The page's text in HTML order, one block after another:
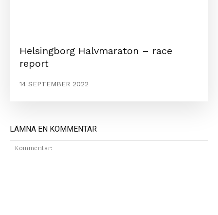
Helsingborg Halvmaraton – race
report
14 SEPTEMBER 2022
LÄMNA EN KOMMENTAR